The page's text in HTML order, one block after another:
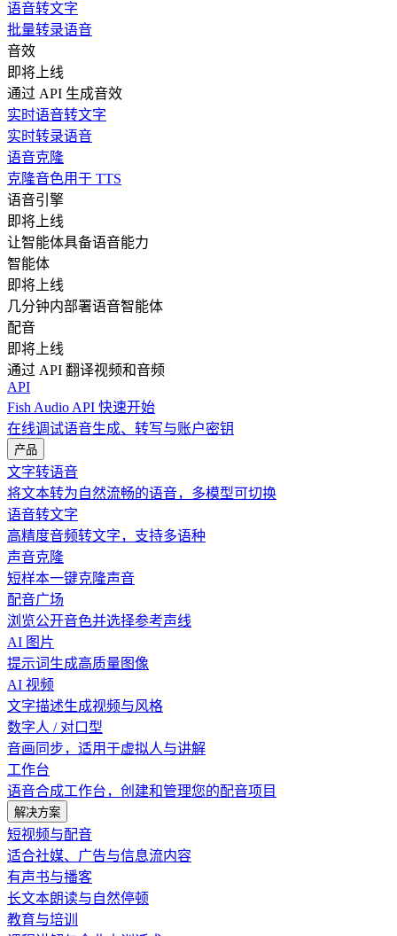
语音转文字
批量转录语音
音效
即将上线
通过 API 生成音效
实时语音转文字
实时转录语音
语音克隆
克隆音色用于 TTS
语音引擎
即将上线
让智能体具备语音能力
智能体
即将上线
几分钟内部署语音智能体
配音
即将上线
通过 API 翻译视频和音频
API
Fish Audio API 快速开始
在线调试语音生成、转写与账户密钥
产品
文字转语音
将文本转为自然流畅的语音，多模型可切换
语音转文字
高精度音频转文字，支持多语种
声音克隆
短样本一键克隆声音
配音广场
浏览公开音色并选择参考声线
AI 图片
提示词生成高质量图像
AI 视频
文字描述生成视频与风格
数字人 / 对口型
音画同步，适用于虚拟人与讲解
工作台
语音合成工作台，创建和管理您的配音项目
解决方案
短视频与配音
适合社媒、广告与信息流内容
有声书与播客
长文本朗读与自然停顿
教育与培训